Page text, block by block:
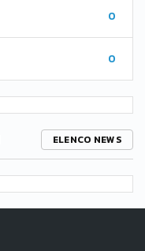
0
0
ELENCO NEWS